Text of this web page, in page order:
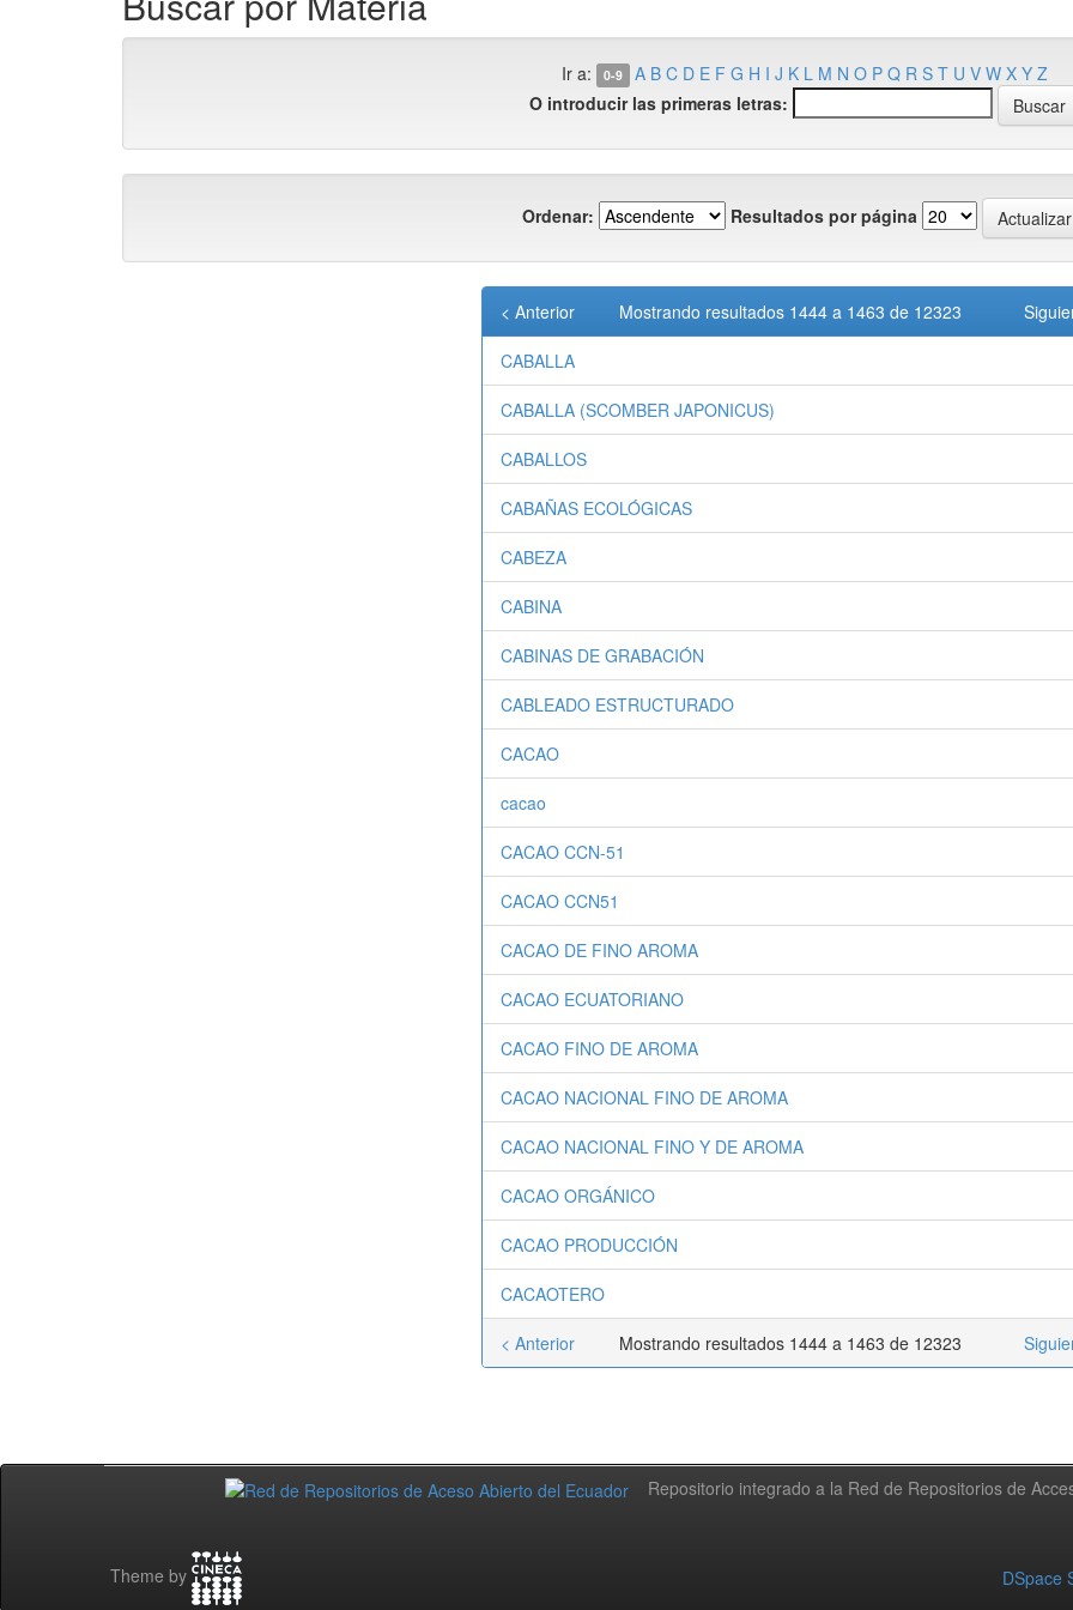
Ir a: 0-9 A B C D E F G H I J K L M N O P Q R S T U V W X Y Z
O introducir las primeras letras:
Ordenar: Resultados por página
Mostrando resultados 1444 a 1463 de 12323
< Anterior
CABALLA
CABALLA (SCOMBER JAPONICUS)
CABALLOS
CABAÑAS ECOLÓGICAS
CABEZA
CABINA
CABINAS DE GRABACIÓN
CABLEADO ESTRUCTURADO
CACAO
cacao
CACAO CCN-51
CACAO CCN51
CACAO DE FINO AROMA
CACAO ECUATORIANO
CACAO FINO DE AROMA
CACAO NACIONAL FINO DE AROMA
CACAO NACIONAL FINO Y DE AROMA
CACAO ORGÁNICO
CACAO PRODUCCIÓN
CACAOTERO
Mostrando resultados 1444 a 1463 de 12323
< Anterior
Repositorio integrado a la Red de Repositorios de
Theme by DSpace